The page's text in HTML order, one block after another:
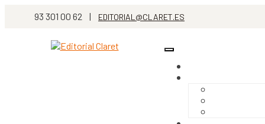
93 301 00 62 | EDITORIAL@CLARET.ES